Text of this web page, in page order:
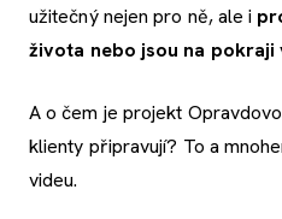
užitečný nejen pro ně, ale i
života nebo jsou na pokraji
A o čem je projekt
klienty připravují? To a
videu.